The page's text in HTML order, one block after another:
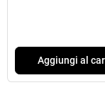
Aggiungi al